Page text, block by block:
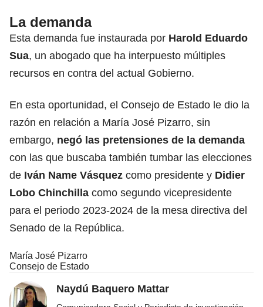
La demanda
Esta demanda fue instaurada por Harold Eduardo
Sua, un abogado que ha interpuesto múltiples
recursos en contra del actual Gobierno.
En esta oportunidad, el Consejo de Estado le dio la
razón en relación a María José Pizarro, sin
embargo, negó las pretensiones de la demanda
con las que buscaba también tumbar las elecciones
de Iván Name Vásquez como presidente y Didier
Lobo Chinchilla como segundo vicepresidente
para el periodo 2023-2024 de la mesa directiva del
Senado de la República.
María José Pizarro
Consejo de Estado
Naydú Baquero Mattar